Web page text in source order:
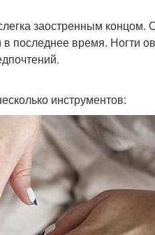
заостренным концом.
последнее время. Ногти
инструментов: